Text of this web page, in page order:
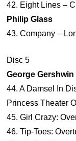
42. Eight Lines –
Philip Glass
43. Company –
Disc 5
George Gershwin
44. A Damsel In
Princess Theater
45. Girl Crazy:
46. Tip-Toes: